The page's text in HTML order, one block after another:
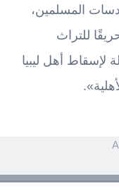
المسلمين،
للتراث
لإسقاط أهل ليبيا